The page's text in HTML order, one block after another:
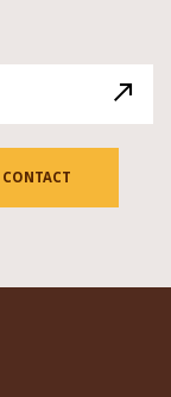
CONTACT